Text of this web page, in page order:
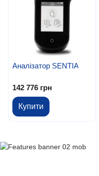
Аналізатор SENTIA
142 776 грн
Купити